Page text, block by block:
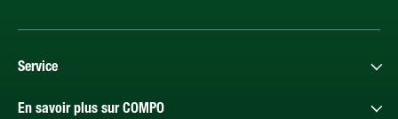
Service
En savoir plus sur COMPO